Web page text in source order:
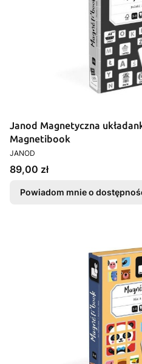
Janod Magnetyczna
Magnetibook
PRODUCENT
JANOD
Cena
89,00 zł
Powiadom mnie o